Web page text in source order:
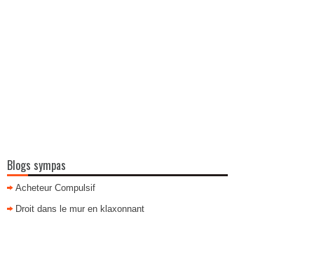
Blogs sympas
Acheteur Compulsif
Droit dans le mur en klaxonnant